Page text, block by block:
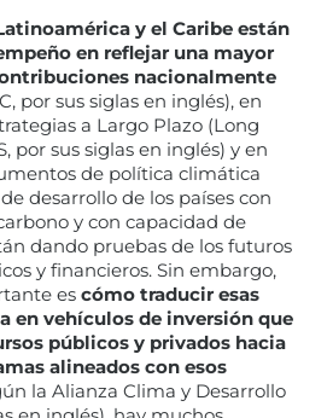
y el Caribe están
en reflejar una mayor
nacionalmente
por sus siglas en inglés), en
a Largo Plazo (Long
por sus siglas en inglés) y en
de política climática
desarrollo de los países con
y con capacidad de
dando pruebas de los futuros
y financieros. Sin embargo,
es cómo traducir esas
en vehículos de inversión que
públicos y privados hacia
alineados con esos
la Alianza Clima y Desarrollo